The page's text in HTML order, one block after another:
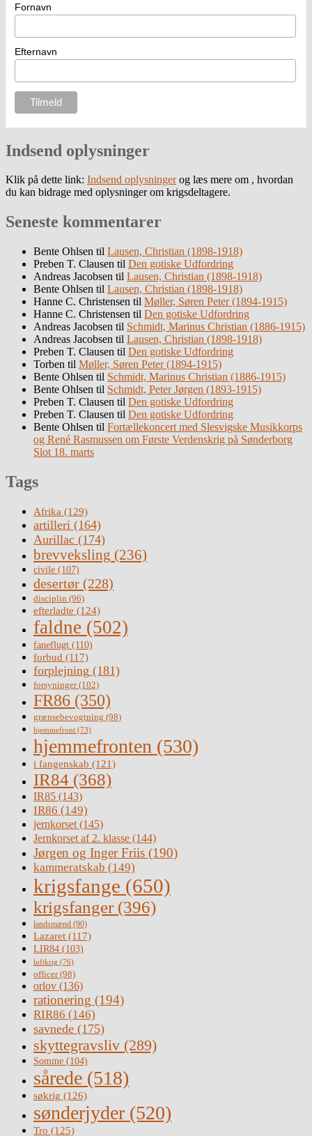
Fornavn
Efternavn
Indsend oplysninger
Klik på dette link: Indsend oplysningerog læs mere om , hvordan
du kan bidrage med oplysninger om krigsdeltagere.
Seneste kommentarer
Bente Ohlsen til Lausen, Christian (1898-1918)
Preben T. Clausen til Den gotiske Udfordring
Andreas Jacobsen til Lausen, Christian (1898-1918)
Bente Ohlsen til Lausen, Christian (1898-1918)
Hanne C. Christensen til Møller, Søren Peter (1894-1915)
Hanne C. Christensen til Den gotiske Udfordring
Andreas Jacobsen til Schmidt, Marinus Christian (1886-1915)
Andreas Jacobsen til Lausen, Christian (1898-1918)
Preben T. Clausen til Den gotiske Udfordring
Torben til Møller, Søren Peter (1894-1915)
Bente Ohlsen til Schmidt, Marinus Christian (1886-1915)
Bente Ohlsen til Schmidt, Peter Jørgen (1893-1915)
Preben T. Clausen til Den gotiske Udfordring
Preben T. Clausen til Den gotiske Udfordring
Bente Ohlsen til Fortællekoncert med Slesvigske Musikkorps
og René Rasmussen om Første Verdenskrig på Sønderborg
Slot 18. marts
Tags
Afrika (129)
artilleri (164)
Aurillac (174)
brevveksling (236)
civile (107)
desertør (228)
disciplin (96)
efterladte (124)
faldne (502)
faneflugt (110)
forbud (117)
forplejning (181)
forsyninger(102)
FR86 (350)
grænsebevogtning (98)
hjemmefront (73)
hjemmefronten (530)
i fangenskab (121)
IR84 (368)
IR85 (143)
IR86 (149)
jernkorset(145)
Jernkorset af 2. klasse (144)
Jørgen og Inger Friis (190)
kammeratskab (149)
krigsfange (650)
krigsfanger (396)
landsmænd (90)
Lazaret (117)
LIR84 (103)
luftkrig (76)
officer(98)
orlov (136)
rationering (194)
RIR86 (146)
savnede (175)
skyttegravsliv (289)
Somme (104)
sårede (518)
søkrig (126)
sønderjyder (520)
Tro (125)